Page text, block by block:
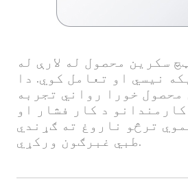
سکرین محصول له لارې له
نیسي او تعامل کوي. دا
محصول خورا رواني تجربه
د کار فشار او
ترڅو ناروغ ته ګړندي
طبي غبرګون ورکړي.